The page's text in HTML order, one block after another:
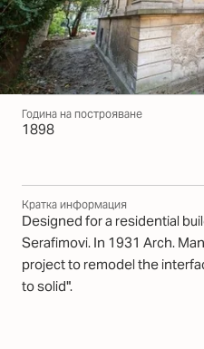
Година на построяване
1898
Кратка информация
Designed for a residential
Serafimovi. In 1931 Arch.
project to remodel the
to solid".